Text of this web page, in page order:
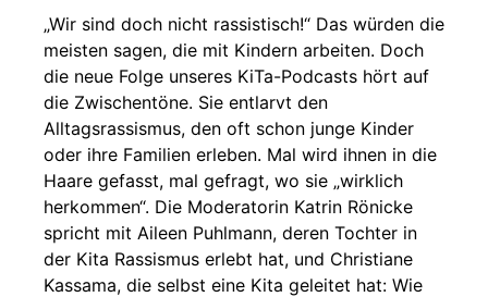
„Wir sind doch nicht rassistisch!“ Das würden die
meisten sagen, die mit Kindern arbeiten. Doch
die neue Folge unseres KiTa-Podcasts hört auf
die Zwischentöne. Sie entlarvt den
Alltagsrassismus, den oft schon junge Kinder
oder ihre Familien erleben. Mal wird ihnen in die
Haare gefasst, mal gefragt, wo sie „wirklich
herkommen“. Die Moderatorin Katrin Rönicke
spricht mit Aileen Puhlmann, deren Tochter in
der Kita Rassismus erlebt hat, und Christiane
Kassama, die selbst eine Kita geleitet hat: Wie